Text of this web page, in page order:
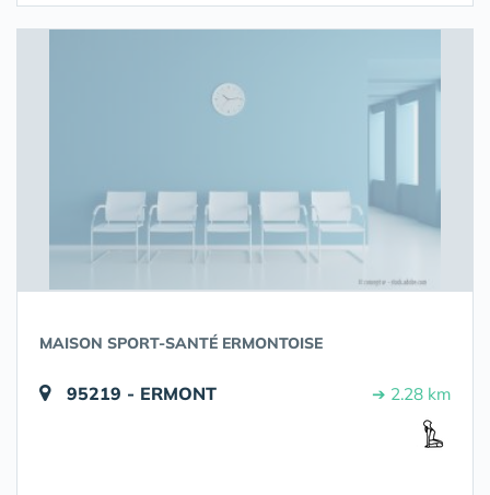
MAISON SPORT-SANTÉ ERMONTOISE
95219 - ERMONT ➔ 2.28 km